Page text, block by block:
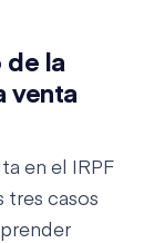
de la
venta
en el IRPF
tres casos